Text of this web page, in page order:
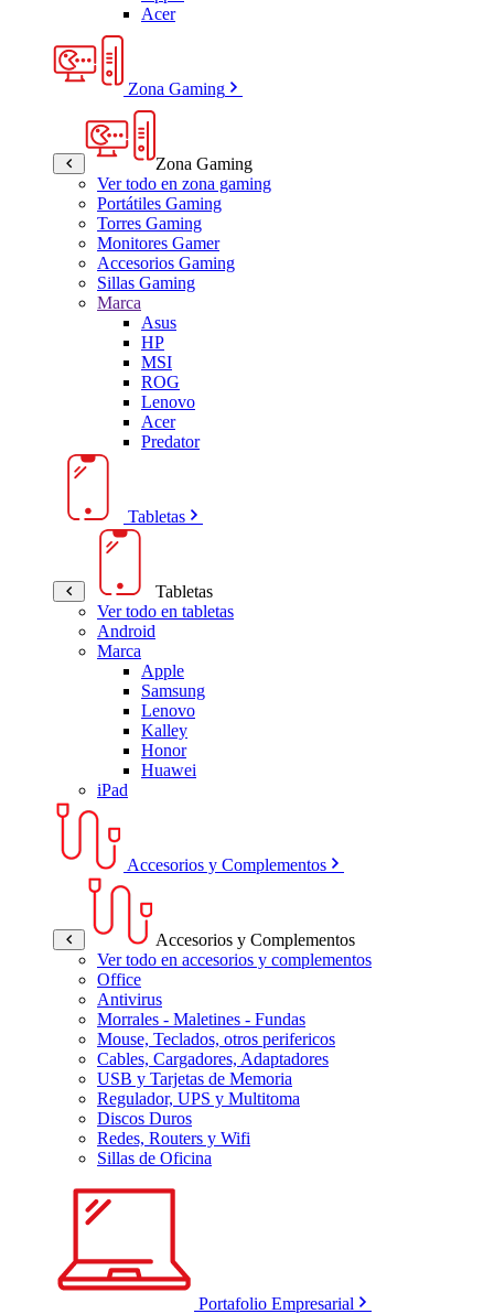
Acer
Zona Gaming
Zona Gaming
Ver todo en zona gaming
Portátiles Gaming
Torres Gaming
Monitores Gamer
Accesorios Gaming
Sillas Gaming
Marca
Asus
HP
MSI
ROG
Lenovo
Acer
Predator
Tabletas
Tabletas
Ver todo en tabletas
Android
Marca
Apple
Samsung
Lenovo
Kalley
Honor
Huawei
iPad
Accesorios y Complementos
Accesorios y Complementos
Ver todo en accesorios y complementos
Office
Antivirus
Morrales - Maletines - Fundas
Mouse, Teclados, otros perifericos
Cables, Cargadores, Adaptadores
USB y Tarjetas de Memoria
Regulador, UPS y Multitoma
Discos Duros
Redes, Routers y Wifi
Sillas de Oficina
Portafolio Empresarial